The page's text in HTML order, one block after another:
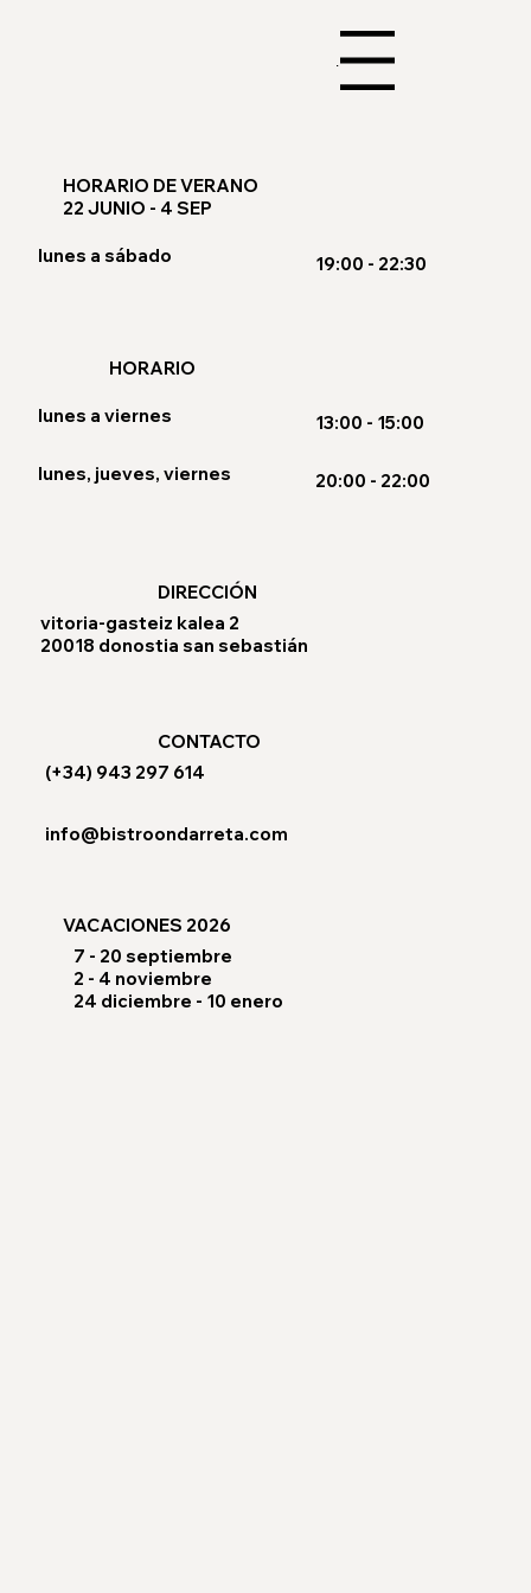
Menu
HORARIO DE VERANO
22 JUNIO - 4 SEP
19:00 - 22:30
lunes a sábado
HORARIO
13:00 - 15:00
lunes a viernes
lunes, jueves, viernes 20:00 - 22:00
VACACIONES 2026
7 - 20 septiembre
2 - 4 noviembre
24 diciembre - 10 enero
DIRECCIÓN
vitoria-gasteiz kalea 2
20018 donostia san sebastián
CONTACTO
info@bistroondarreta.com
(+34) 943 297 614